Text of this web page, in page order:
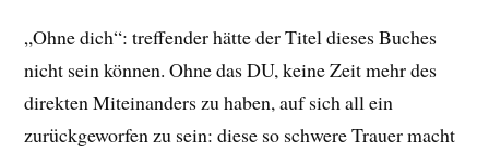
„Ohne dich“: treffender hätte der Titel dieses Buches
nicht sein können. Ohne das DU, keine Zeit mehr des
direkten Miteinanders zu haben, auf sich all ein
zurückgeworfen zu sein: diese so schwere Trauer macht